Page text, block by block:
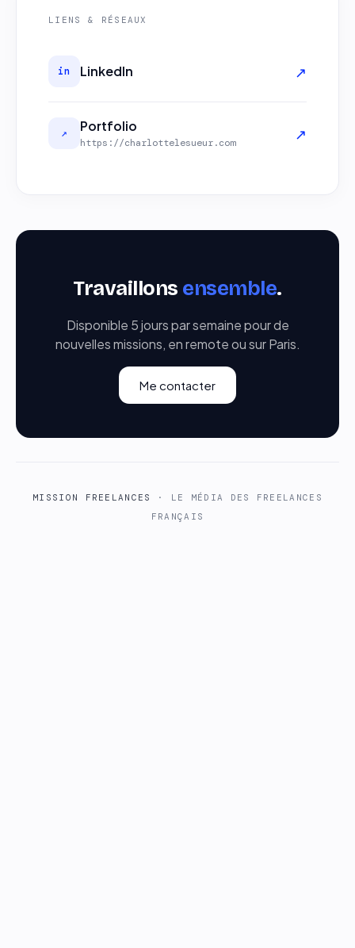
LIENS & RÉSEAUX
in LinkedIn ↗
↗ Portfolio
https://charlottelesueur.com
↗
Travaillons ensemble.
Disponible 5 jours par semaine pour de
nouvelles missions, en remote ou sur Paris.
Me contacter
MISSION FREELANCES
· LE MÉDIA DES FREELANCES
FRANÇAIS